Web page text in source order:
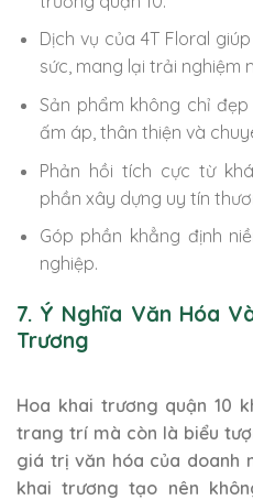
Dịch vụ của 4T Floral
sức, mang lại trải nghiệm
Sản phẩm không chỉ
ấm áp, thân thiện và
Phản hồi tích cực từ
phần xây dựng uy tín
Góp phần khẳng định
nghiệp.
7. Ý Nghĩa Văn Hóa
Trương
Hoa khai trương quận 10
trang trí mà còn là biểu
giá trị văn hóa của doanh
khai trương tạo nên